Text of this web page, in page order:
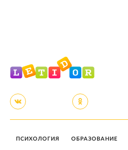
ПСИХОЛОГИЯ ОБРАЗОВАНИЕ